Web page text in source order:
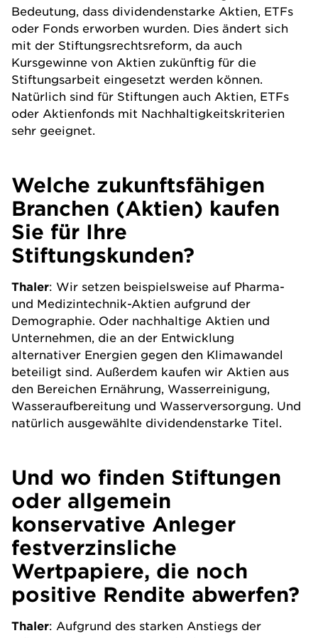
Bedeutung, dass dividendenstarke Aktien, ETFs
oder Fonds erworben wurden. Dies ändert sich
mit der Stiftungsrechtsreform, da auch
Kursgewinne von Aktien zukünftig für die
Stiftungsarbeit eingesetzt werden können.
Natürlich sind für Stiftungen auch Aktien, ETFs
oder Aktienfonds mit Nachhaltigkeitskriterien
sehr geeignet.
Welche zukunftsfähigen
Branchen (Aktien) kaufen
Sie für Ihre
Stiftungskunden?
Thaler: Wir setzen beispielsweise auf Pharma-
und Medizintechnik-Aktien aufgrund der
Demographie. Oder nachhaltige Aktien und
Unternehmen, die an der Entwicklung
alternativer Energien gegen den Klimawandel
beteiligt sind. Außerdem kaufen wir Aktien aus
den Bereichen Ernährung, Wasserreinigung,
Wasseraufbereitung und Wasserversorgung. Und
natürlich ausgewählte dividendenstarke Titel.
Und wo finden Stiftungen
oder allgemein
konservative Anleger
festverzinsliche
Wertpapiere, die noch
positive Rendite abwerfen?
Thaler: Aufgrund des starken Anstiegs der